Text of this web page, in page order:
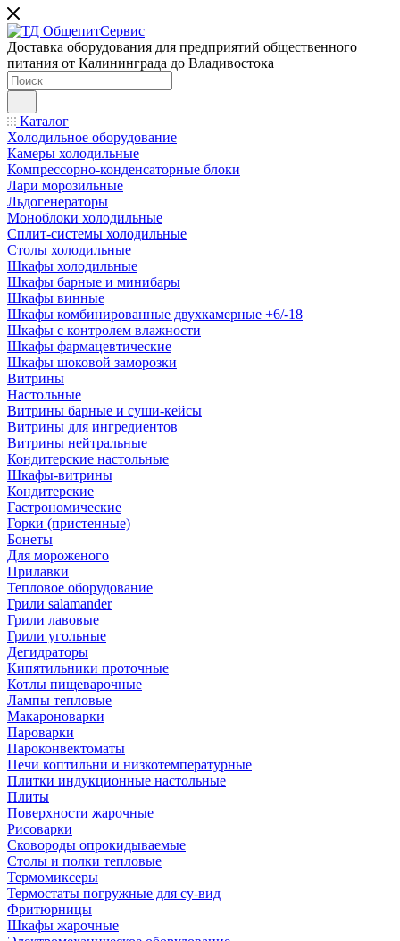
Доставка оборудования для предприятий общественного
питания от Калининграда до Владивостока
Каталог
Холодильное оборудование
Камеры холодильные
Компрессорно-конденсаторные блоки
Лари морозильные
Льдогенераторы
Моноблоки холодильные
Сплит-системы холодильные
Столы холодильные
Шкафы холодильные
Шкафы барные и минибары
Шкафы винные
Шкафы комбинированные двухкамерные +6/-18
Шкафы с контролем влажности
Шкафы фармацевтические
Шкафы шоковой заморозки
Витрины
Настольные
Витрины барные и суши-кейсы
Витрины для ингредиентов
Витрины нейтральные
Кондитерские настольные
Шкафы-витрины
Кондитерские
Гастрономические
Горки (пристенные)
Бонеты
Для мороженого
Прилавки
Тепловое оборудование
Грили salamander
Грили лавовые
Грили угольные
Дегидраторы
Кипятильники проточные
Котлы пищеварочные
Лампы тепловые
Макароноварки
Пароварки
Пароконвектоматы
Печи коптильни и низкотемпературные
Плитки индукционные настольные
Плиты
Поверхности жарочные
Рисоварки
Сковороды опрокидываемые
Столы и полки тепловые
Термомиксеры
Термостаты погружные для су-вид
Фритюрницы
Шкафы жарочные